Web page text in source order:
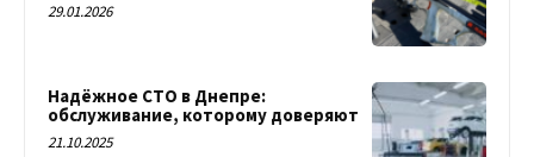
29.01.2026
Надёжное СТО в Днепре:
обслуживание, которому доверяют
21.10.2025